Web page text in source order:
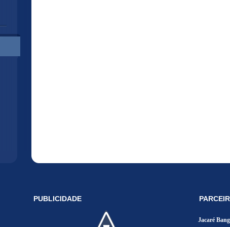
PUBLICIDADE
Jacaré